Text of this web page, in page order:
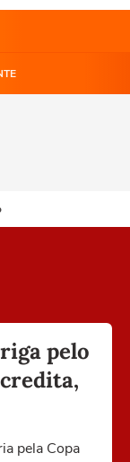
pelo
pela Copa